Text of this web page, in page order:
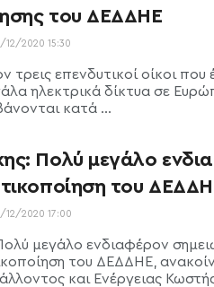
του ΔΕΔΔΗΕ
12/2020 15:30
τρεις επενδυτικοί οίκοι που
ηλεκτρικά δίκτυα σε
κατά ...
Πολύ μεγάλο
του
12/2020 17:00
μεγάλο ενδιαφέρον
του ΔΕΔΔΗΕ,
και Ενέργειας